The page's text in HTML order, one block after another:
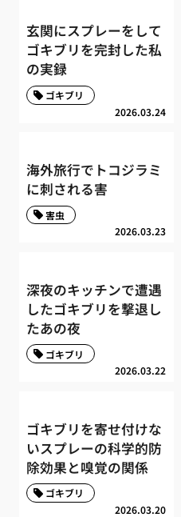
玄関にスプレーをして
ゴキブリを完封した私
の実録
2026.03.24
ゴキブリ
海外旅行でトコジラミ
に刺される害
2026.03.23
害虫
深夜のキッチンで遭遇
したゴキブリを撃退し
たあの夜
2026.03.22
ゴキブリ
ゴキブリを寄せ付けな
いスプレーの科学的防
除効果と嗅覚の関係
2026.03.20
ゴキブリ